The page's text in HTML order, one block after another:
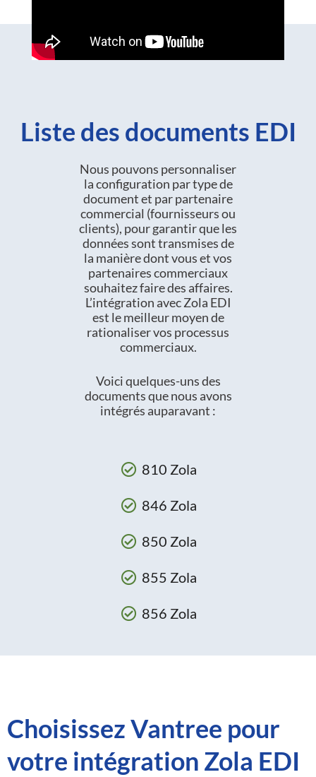
Liste des documents EDI
Nous pouvons personnaliser
la configuration par type de
document et par partenaire
commercial (fournisseurs ou
clients), pour garantir que les
données sont transmises de
la manière dont vous et vos
partenaires commerciaux
souhaitez faire des affaires.
L’intégration avec Zola EDI
est le meilleur moyen de
rationaliser vos processus
commerciaux.
Voici quelques-uns des
documents que nous avons
intégrés auparavant :
810 Zola
846 Zola
850 Zola
855 Zola
856 Zola
Choisissez Vantree pour
votre intégration Zola EDI